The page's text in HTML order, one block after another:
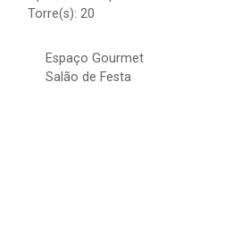
Torre(s): 20
Espaço Gourmet
Salão de Festa